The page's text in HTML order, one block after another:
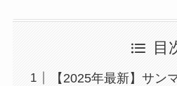
目
【2025年最新】サン